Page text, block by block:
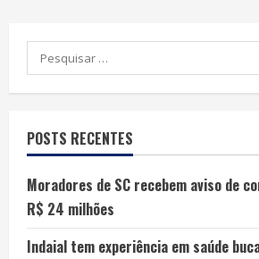
POSTS RECENTES
Moradores de SC recebem aviso de
R$ 24 milhões
Indaial tem experiência em saúde